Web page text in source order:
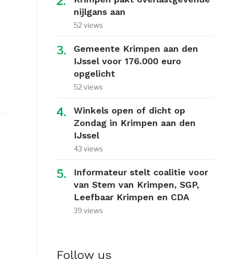
nijlgans aan
52 views
Gemeente Krimpen aan den
IJssel voor 176.000 euro
opgelicht
52 views
Winkels open of dicht op
Zondag in Krimpen aan den
IJssel
43 views
Informateur stelt coalitie voor
van Stem van Krimpen, SGP,
Leefbaar Krimpen en CDA
39 views
Follow us